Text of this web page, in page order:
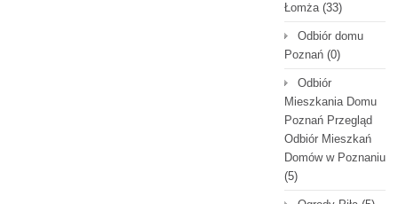
Łomża(33)
Odbiór domu
Poznań (0)
Odbiór
Mieszkania Domu
Poznań Przegląd
Odbiór Mieszkań
Domów w Poznaniu
(5)